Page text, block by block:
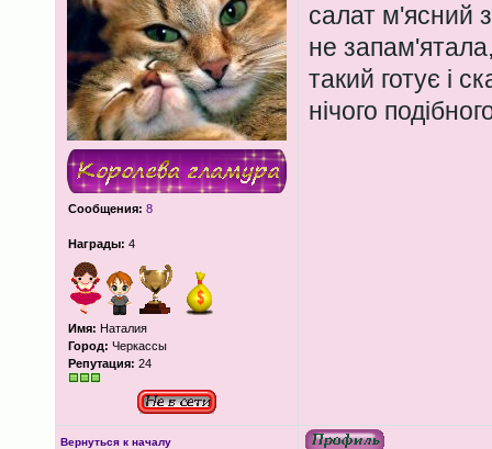
Сообщения: 8
Награды: 4
Имя: Наталия
Город: Черкассы
Репутация: 24
салат м'ясний з
не
такий готує і
нічого
Вернуться к началу